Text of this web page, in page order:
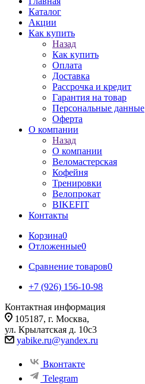
Каталог
Акции
Как купить
Назад
Как купить
Оплата
Доставка
Рассрочка и кредит
Гарантия на товар
Персональные данные
Оферта
О компании
Назад
О компании
Веломастерская
Кофейня
Тренировки
Велопрокат
BIKEFIT
Контакты
Корзина0
Отложенные0
Сравнение товаров0
+7 (926) 156-10-98
Контактная информация
105187, г. Москва,
ул. Крылатская д. 10с3
yabike.ru@yandex.ru
Вконтакте
Telegram